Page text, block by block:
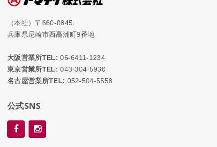
（本社）〒660-0845
兵庫県尼崎市西高洲町9番地
大阪営業所TEL: 06-6411-1234
東京営業所TEL: 043-304-5930
名古屋営業所TEL: 052-504-5558
公式SNS